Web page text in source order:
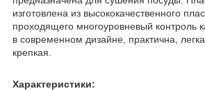
изготовлена из высококачественного
проходящего многоуровневый контроль
в современном дизайне, практична,
крепкая.
Характеристики: